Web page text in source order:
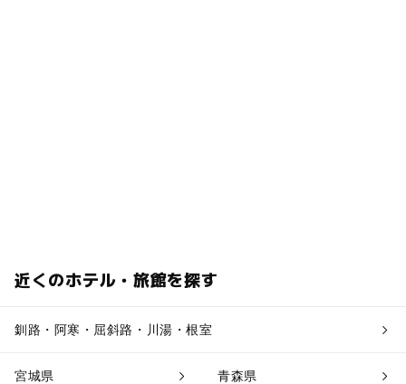
近くのホテル・旅館を探す
釧路・阿寒・屈斜路・川湯・根室
宮城県 青森県